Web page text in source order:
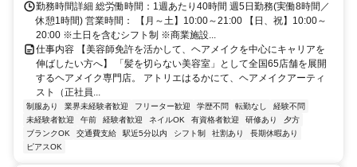
勤務時間詳細 総労働時間：1週あたり40時間 週5日勤務(実働8時間／
休憩1時間) 営業時間： 【月～土】10:00～21:00 【日、祝】10:00～
20:00 ※土日を含むシフト制 ※商業施設...
仕事内容 【美容師免許を活かして、ヘアメイクを中心にキャリアを
伸ばしたい方へ】 「髪を切らない美容室」として全国65店舗を展開
するヘアメイク専門店。 アトリエはるかにて、ヘアメイクアーティ
スト（正社員...
制服あり 業界未経験者歓迎 フリーター歓迎 学歴不問 転勤なし
経験不問
未経験者歓迎
午前 経験者歓迎 ネイルOK 有資格者歓迎 研修あり
夕方
ブランクOK
交通費支給 駅近5分以内 シフト制 社割あり
長期休暇あり
ピアスOK